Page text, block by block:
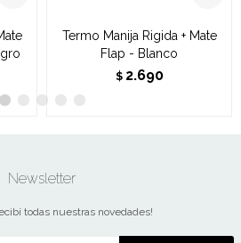
Termo Manija Rigida + Mate
Flap - Blanco
$ 2.690
Newsletter
todas nuestras novedades!